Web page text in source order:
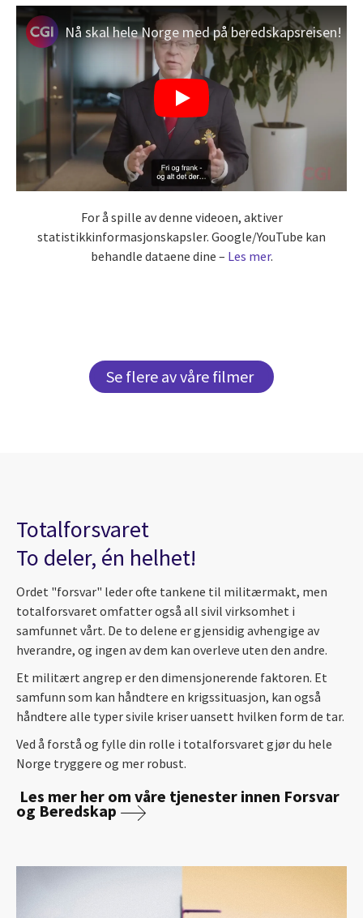
Nå skal hele Norge med på beredskapsreisen!
For å spille av denne videoen, aktiver
statistikkinformasjonskapsler. Google/YouTube kan
behandle dataene dine – Les mer.
Se flere av våre filmer
Totalforsvaret
To deler, én helhet!
Ordet "forsvar" leder ofte tankene til militærmakt, men
totalforsvaret omfatter også all sivil virksomhet i
samfunnet vårt. De to delene er gjensidig avhengige av
hverandre, og ingen av dem kan overleve uten den andre.
Et militært angrep er den dimensjonerende faktoren. Et
samfunn som kan håndtere en krigssituasjon, kan også
håndtere alle typer sivile kriser uansett hvilken form de tar.
Ved å forstå og fylle din rolle i totalforsvaret gjør du hele
Norge tryggere og mer robust.
Les mer her om våre tjenester innen Forsvar
og Beredskap